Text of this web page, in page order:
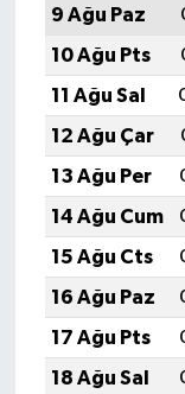
9 Ağu Paz
10 Ağu Pts
11 Ağu Sal
12 Ağu Çar
13 Ağu Per
14 Ağu Cum
15 Ağu Cts
16 Ağu Paz
17 Ağu Pts
18 Ağu Sal